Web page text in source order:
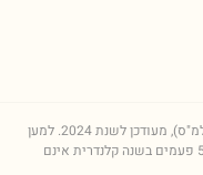
מעודכן לשנת2024. למען
שמירה על הפרטיות, שמות שהופיעו פחות מ-5 פעמים בשנה קלנדרית אינם